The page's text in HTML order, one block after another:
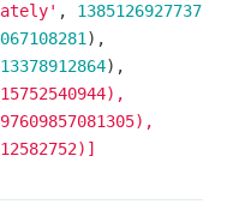
,
),
),